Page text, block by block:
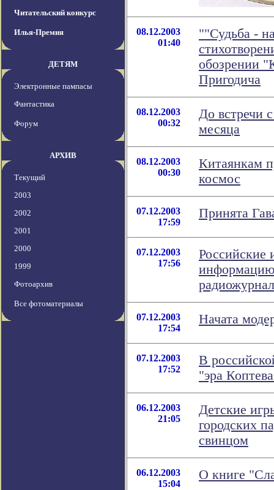
Читательский конкурс
Илья-Премия
ДЕТЯМ
Электронные пампасы
Фантастика
Форум
АРХИВ
Текущий
2003
2002
2001
2000
1999
Фотоархив
Все фотоматериалы
08.12.2003
01:40
""Судьба -
обозрении
Пригодича
08.12.2003
00:32
До встречи
месяца
08.12.2003
00:30
Китаянкам
космос
07.12.2003
17:59
Принята
07.12.2003
17:56
Российские
информацию
07.12.2003
17:54
Начата
07.12.2003
17:52
В
"эра
06.12.2003
21:05
Детские
городских
свинцом
06.12.2003
15:04
О книге